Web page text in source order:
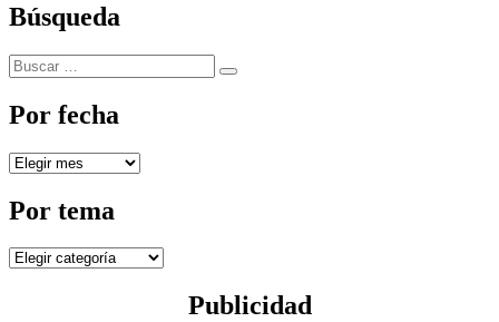
Búsqueda
Buscar
por:
Buscar
Por fecha
Por
Por tema
Por
Publicidad